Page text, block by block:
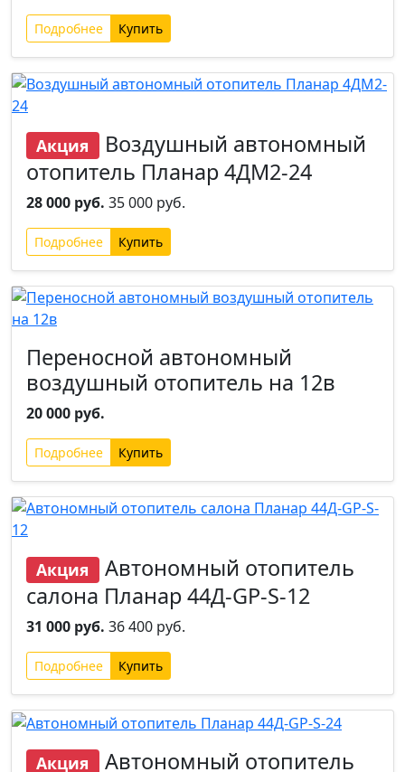
Подробнее
Акция Воздушный автономный
отопитель Планар 4ДМ2-24
28 000 руб. 35 000 руб.
Подробнее
Переносной автономный
воздушный отопитель на 12в
20 000 руб.
Подробнее
Акция Автономный отопитель
салона Планар 44Д-GP-S-12
31 000 руб. 36 400 руб.
Подробнее
Акция Автономный отопитель